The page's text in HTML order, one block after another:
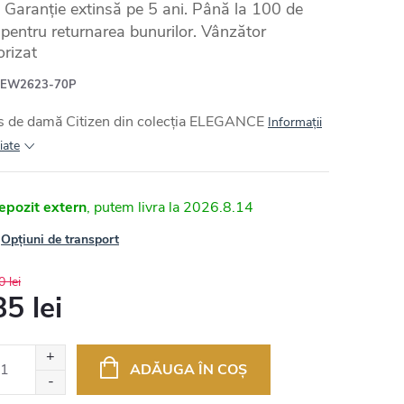
Garanție extinsă pe 5 ani. Până la 100 de
returnarea bunurilor. Vânzător
EW2623-70P
de damă Citizen din colecția ELEGANCE Informaţii
extern 2026.8.14
Opțiuni de transport
lei
lei
ADĂUGA ÎN COŞ